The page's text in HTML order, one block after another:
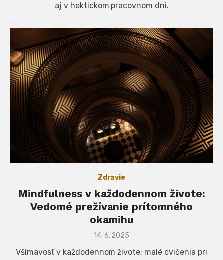
aj v hektickom pracovnom dni.
Zdravie
Mindfulness v každodennom živote:
Vedomé prežívanie prítomného
okamihu
Posted
14. 6. 2025
Všímavosť v každodennom živote: malé cvičenia pri